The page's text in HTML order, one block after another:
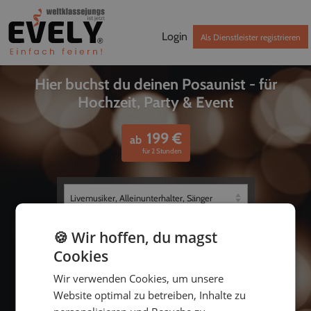
Login Als Dienstleister registrieren
Hier buchst du deinen Posaunist - für
Hochzeit, Party & Event
ab 199€
für 2 Stunden
bis
🍪 Wir hoffen, du magst
Cookies
Wir verwenden Cookies, um unsere
Website optimal zu betreiben, Inhalte zu